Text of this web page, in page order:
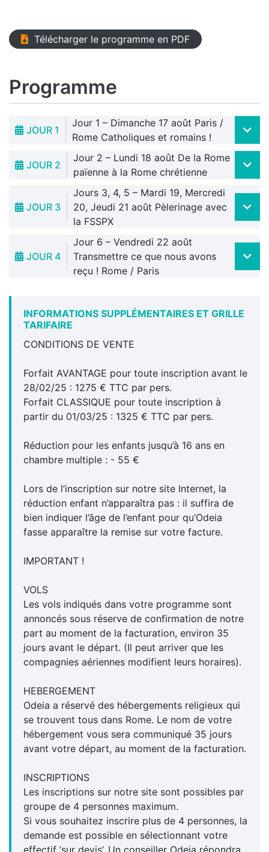
Télécharger le programme en PDF
Programme
JOUR 1
Jour 1 – Dimanche 17 août Paris /
Rome Catholiques et romains !
JOUR 2
Jour 2 – Lundi 18 août De la Rome
païenne à la Rome chrétienne
JOUR 3
Jours 3, 4, 5 – Mardi 19, Mercredi
20, Jeudi 21 août Pèlerinage avec
la FSSPX
JOUR 4
Jour 6 – Vendredi 22 août
Transmettre ce que nous avons
reçu ! Rome / Paris
INFORMATIONS SUPPLÉMENTAIRES ET GRILLE
TARIFAIRE
CONDITIONS DE VENTE
Forfait AVANTAGE pour toute inscription avant le
28/02/25 : 1275 € TTC par pers.
Forfait CLASSIQUE pour toute inscription à
partir du 01/03/25 : 1325 € TTC par pers.
Réduction pour les enfants jusqu’à 16 ans en
chambre multiple : - 55 €
Lors de l’inscription sur notre site Internet, la
réduction enfant n’apparaîtra pas : il suffira de
bien indiquer l’âge de l’enfant pour qu’Odeia
fasse apparaître la remise sur votre facture.
IMPORTANT !
VOLS
Les vols indiqués dans votre programme sont
annoncés sous réserve de confirmation de notre
part au moment de la facturation, environ 35
jours avant le départ. (Il peut arriver que les
compagnies aériennes modifient leurs horaires).
HEBERGEMENT
Odeia a réservé des hébergements religieux qui
se trouvent tous dans Rome. Le nom de votre
hébergement vous sera communiqué 35 jours
avant votre départ, au moment de la facturation.
INSCRIPTIONS
Les inscriptions sur notre site sont possibles par
groupe de 4 personnes maximum.
Si vous souhaitez inscrire plus de 4 personnes, la
demande est possible en sélectionnant votre